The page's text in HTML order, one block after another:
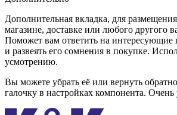
Дополнительная вкладка, для
магазине, доставке или любого другого
Поможет вам ответить на интересующие
и развеять его сомнения в покупке.
усмотрению.
Вы можете убрать её или вернуть
галочку в настройках компонента. Очень